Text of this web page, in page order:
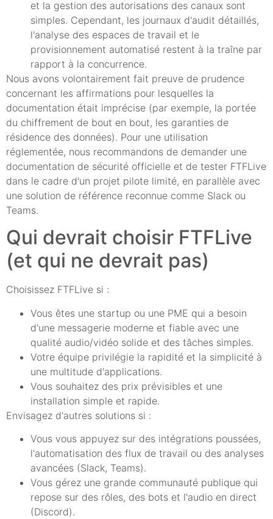
et la gestion des autorisations des canaux sont
simples. Cependant, les journaux d'audit détaillés,
l'analyse des espaces de travail et le
provisionnement automatisé restent à la traîne par
rapport à la concurrence.
Nous avons volontairement fait preuve de prudence
concernant les affirmations pour lesquelles la
documentation était imprécise (par exemple, la portée
du chiffrement de bout en bout, les garanties de
résidence des données). Pour une utilisation
réglementée, nous recommandons de demander une
documentation de sécurité officielle et de tester FTFLive
dans le cadre d'un projet pilote limité, en parallèle avec
une solution de référence reconnue comme Slack ou
Teams.
Qui devrait choisir FTFLive
(et qui ne devrait pas)
Choisissez FTFLive si :
Vous êtes une startup ou une PME qui a besoin
d'une messagerie moderne et fiable avec une
qualité audio/vidéo solide et des tâches simples.
Votre équipe privilégie la rapidité et la simplicité à
une multitude d'applications.
Vous souhaitez des prix prévisibles et une
installation simple et rapide.
Envisagez d'autres solutions si :
Vous vous appuyez sur des intégrations poussées,
l'automatisation des flux de travail ou des analyses
avancées (Slack, Teams).
Vous gérez une grande communauté publique qui
repose sur des rôles, des bots et l'audio en direct
(Discord).